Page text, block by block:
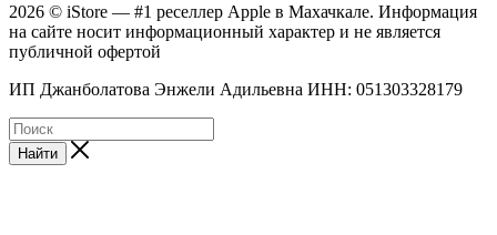
2026 © iStore — #1 реселлер Apple в Махачкале. Информация
на сайте носит информационный характер и не является
публичной офертой
ИП Джанболатова Энжели Адильевна ИНН: 051303328179
Найти